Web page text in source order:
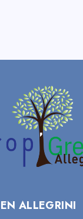
ALLEGRINI